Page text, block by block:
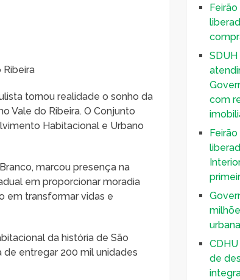
Ribeira
tornou realidade o sonho da
Vale do Ribeira. O Conjunto
Habitacional e Urbano
marcou presença na
em proporcionar moradia
em transformar vidas e
da história de São
entregar 200 mil unidades
com
de